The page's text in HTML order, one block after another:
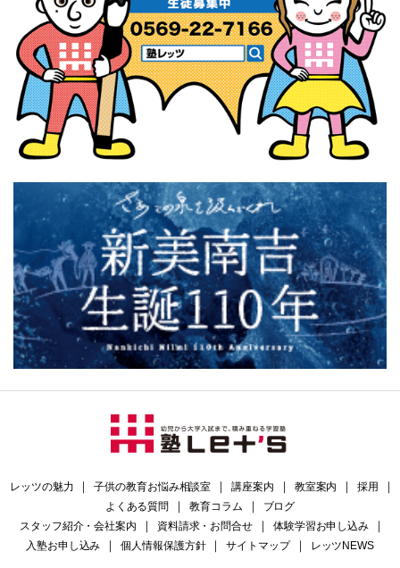
レッツの魅力 ｜ 子供の教育お悩み相談室 ｜ 講座案内 ｜ 教室案内 ｜ 採用
｜
よくある質問
｜ 教育コラム ｜
ブログ
スタッフ紹介・会社案内
｜ 資料請求・お問合せ ｜ 体験学習お申し込み
｜
入塾お申し込み
｜ 個人情報保護方針 ｜ サイトマップ ｜ レッツNEWS